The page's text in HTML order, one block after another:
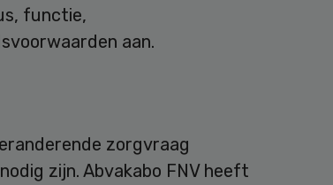
functie,
aan.
zorgvraag
zijn. Abvakabo FNV heeft